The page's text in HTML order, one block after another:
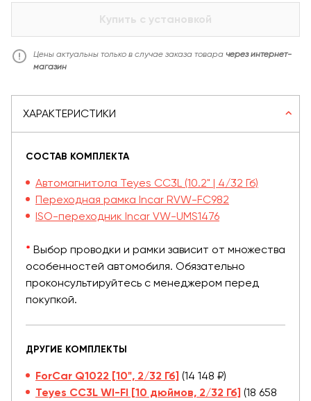
Купить с установкой
Цены актуальны только в случае заказа товара через интернет-
магазин
ХАРАКТЕРИСТИКИ
СОСТАВ КОМПЛЕКТА
Автомагнитола Teyes CC3L (10.2" | 4/32 Гб)
Переходная рамка Incar RVW-FC982
ISO-переходник Incar VW-UMS1476
* Выбор проводки и рамки зависит от множества
особенностей автомобиля. Обязательно
проконсультируйтесь с менеджером перед
покупкой.
ДРУГИЕ КОМПЛЕКТЫ
ForCar Q1022 [10", 2/32 Гб] (14 148 ₽)
Teyes CC3L WI-FI [10 дюймов, 2/32 Гб] (18 658